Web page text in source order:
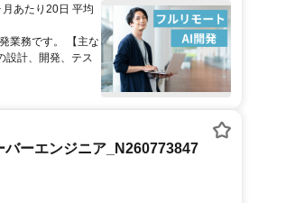
あたり20日 平均
業務です。 【主な
設計、開発、テス
バーエンジニア_N260773847